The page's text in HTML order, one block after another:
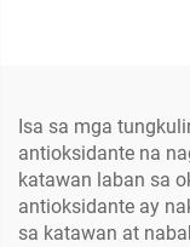
Isa sa mga
antioksidante na
katawan laban sa
antioksidante ay
sa katawan at